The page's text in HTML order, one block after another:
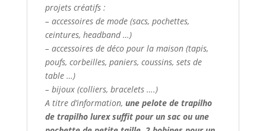
projets créatifs :
– accessoires de mode (sacs, pochettes,
ceintures, headband …)
– accessoires de déco pour la maison (tapis,
poufs, corbeilles, paniers, coussins, sets de
table …)
– bijoux (colliers, bracelets ….)
A titre d’information, une pelote de trapilho
de trapilho lurex suffit pour un sac ou une